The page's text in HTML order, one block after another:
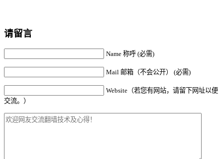
请留言
Name 称呼 (必需)
Mail 邮箱（不会公开） (必需)
Website（若您有网站，请留下网址以便
交流。）